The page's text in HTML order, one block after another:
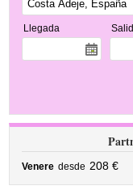
Llegada
Venere desde 208 €